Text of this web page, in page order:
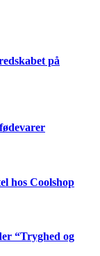
på
hos Coolshop
“Tryghed og